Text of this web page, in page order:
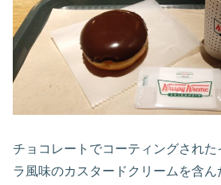
チョコレートでコーティングされ
ラ風味のカスタードクリームを含